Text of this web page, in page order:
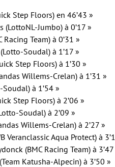
Step Floors) en 46’43 »
(LottoNL-Jumbo) à 0’17 »
Racing Team) à 0’31 »
Soudal) à 1’17 »
Step Floors) à 1’30 »
Willems-Crelan) à 1’31 »
à 1’54 »
Step Floors) à 2’06 »
Soudal) à 2’09 »
Willems-Crelan) à 2’27 »
Veranclassic Aqua Protect) à
(BMC Racing Team) à 3’47
Katusha-Alpecin) à 3’50 »